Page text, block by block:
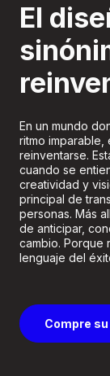
El
En un mundo
ritmo
reinventarse.
cuando se
creatividad y
principal de
personas. Más
de anticipar,
cambio. Porque
lenguaje del
Compre